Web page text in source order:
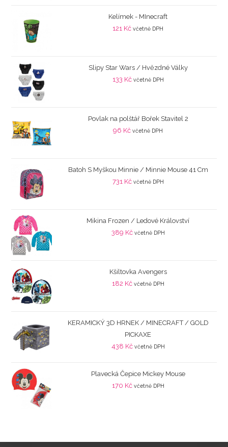
Kelímek - MInecraft
121 Kč včetně DPH
Slipy Star Wars / Hvězdné Války
133 Kč včetně DPH
Povlak na polštář Bořek Stavitel 2
96 Kč včetně DPH
Batoh S Myškou Minnie / Minnie Mouse 41 Cm
731 Kč včetně DPH
Mikina Frozen / Ledové Království
389 Kč včetně DPH
Kšiltovka Avengers
182 Kč včetně DPH
KERAMICKÝ 3D HRNEK / MINECRAFT / GOLD
PICKAXE
438 Kč včetně DPH
Plavecká Čepice Mickey Mouse
170 Kč včetně DPH